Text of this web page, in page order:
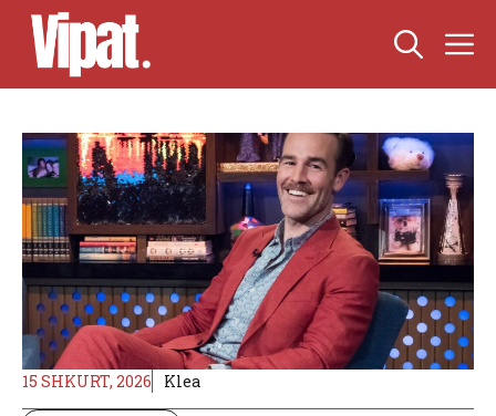
Skip
content
15 SHKURT, 2026 Klea